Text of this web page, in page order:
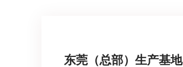
东莞（总部）生产基地